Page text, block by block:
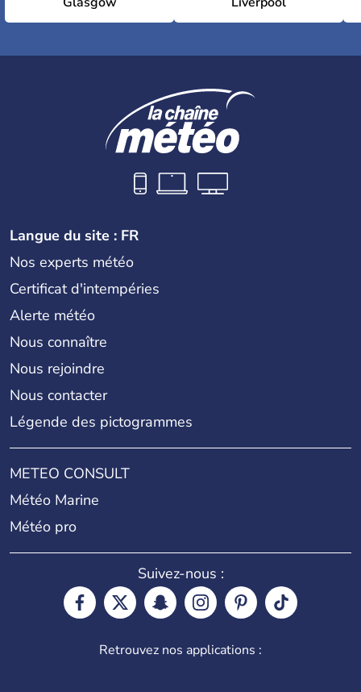
Langue du site : FR
Nos experts météo
Certificat d'intempéries
Alerte météo
Nous connaître
Nous rejoindre
Nous contacter
Légende des pictogrammes
METEO CONSULT
Météo Marine
Météo pro
Suivez-nous :
Retrouvez nos applications :